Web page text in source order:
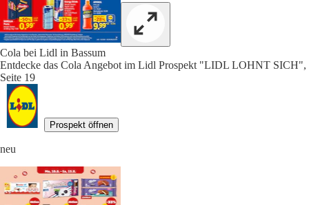
Cola bei Lidl in Bassum
Entdecke das Cola Angebot im Lidl Prospekt "LIDL LOHNT SICH",
Seite 19
Prospekt öffnen
neu